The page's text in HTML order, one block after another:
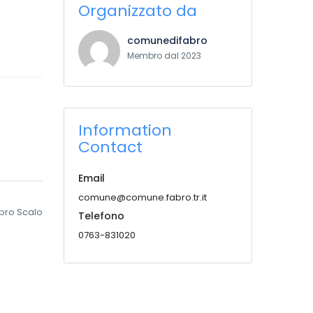
Scalo
Organizzato da
comunedifabro
Membro dal 2023
Information
Contact
Email
comune@comune.fabro.tr.it
Telefono
0763-831020